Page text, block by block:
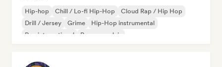
Hip-hop Chill / Lo-fi Hip-Hop
Cloud Rap / Hip Hop
Drill / Jersey
Grime
Hip-Hop instrumental
Rap international
Rap en anglais